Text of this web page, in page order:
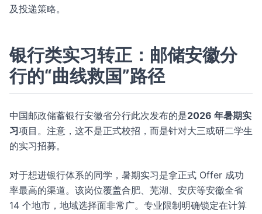
及投递策略。
银行类实习转正：邮储安徽分
行的“曲线救国”路径
中国邮政储蓄银行安徽省分行此次发布的是2026 年暑期实
习项目。注意，这不是正式校招，而是针对大三或研二学生
的实习招募。
对于想进银行体系的同学，暑期实习是拿正式 Offer 成功
率最高的渠道。该岗位覆盖合肥、芜湖、安庆等安徽全省
14 个地市，地域选择面非常广。专业限制明确锁定在计算